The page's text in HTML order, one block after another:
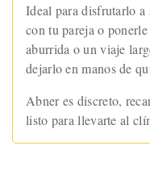
Ideal para disfrutarlo a
con tu pareja o
aburrida o un viaje
dejarlo en manos de
Abner es discreto,
listo para llevarte al